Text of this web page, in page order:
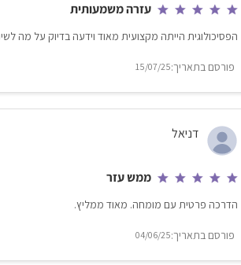
עזרה משמעותית
הפסיכולוגית הייתה מקצועית מאוד וידעה בדיוק על מה
15/07/25
דניאל
ממש עזר
הדרכה פרטית עם מומחה. מאוד ממליץ.
04/06/25